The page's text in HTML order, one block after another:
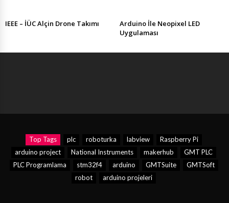
IEEE – İÜC Alçin Drone Takımı
Arduino İle Neopixel LED
Uygulaması
Top Tags plc roboturka labview
Raspberry Pi
arduino project
National Instruments makerhub
GMT PLC
PLC Programlama
stm32f4 arduino GMTSuite
GMTSoft
robot
arduino projeleri